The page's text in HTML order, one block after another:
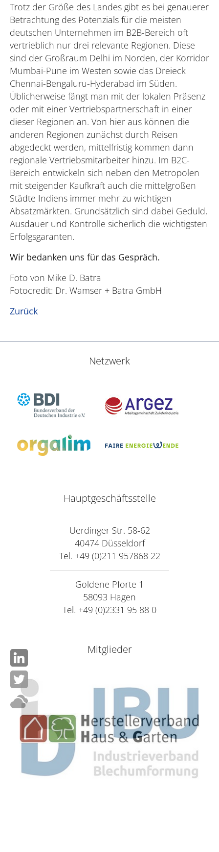
Trotz der Größe des Landes gibt es bei genauerer
Betrachtung des Potenzials für die meisten
deutschen Unternehmen im B2B-Bereich oft
vertrieblich nur drei relevante Regionen. Diese
sind der Großraum Delhi im Norden, der Korridor
Mumbai-Pune im Westen sowie das Dreieck
Chennai-Bengaluru-Hyderabad im Süden.
Üblicherweise fängt man mit der lokalen Präsenz
oder mit einer Vertriebspartnerschaft in einer
dieser Regionen an. Von hier aus können die
anderen Regionen zunächst durch Reisen
abgedeckt werden, mittelfristig kommen dann
regionale Vertriebsmitarbeiter hinzu. Im B2C-
Bereich entwickeln sich neben den Metropolen
mit steigender Kaufkraft auch die mittelgroßen
Städte Indiens immer mehr zu wichtigen
Absatzmärkten. Grundsätzlich sind dabei Geduld,
Ausdauer und Kontrolle sicherlich die wichtigsten
Erfolgsgaranten.
Wir bedanken uns für das Gespräch.
Foto von Mike D. Batra
Fotocredit: Dr. Wamser + Batra GmbH
Zurück
Netzwerk
Hauptgeschäftsstelle
Uerdinger Str. 58-62
40474 Düsseldorf
Tel. +49 (0)211 957868 22
Goldene Pforte 1
58093 Hagen
Tel. +49 (0)2331 95 88 0
Mitglieder